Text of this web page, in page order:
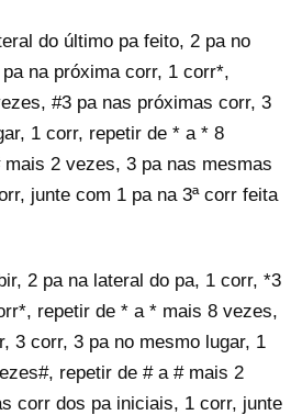
do último pa feito, 2 pa no
na próxima corr, 1 corr*,
#3 pa nas próximas corr, 3
1 corr, repetir de * a * 8
2 vezes, 3 pa nas mesmas
junte com 1 pa na 3ª corr feita
2 pa na lateral do pa, 1 corr, *3
repetir de * a * mais 8 vezes,
3 corr, 3 pa no mesmo lugar, 1
repetir de # a # mais 2
corr dos pa iniciais, 1 corr, junte